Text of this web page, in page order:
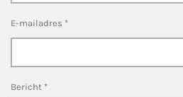
n n
E-mailadres *
Bericht *